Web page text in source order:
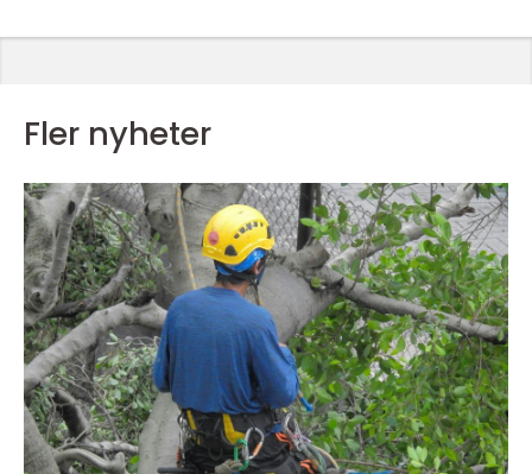
Fler nyheter